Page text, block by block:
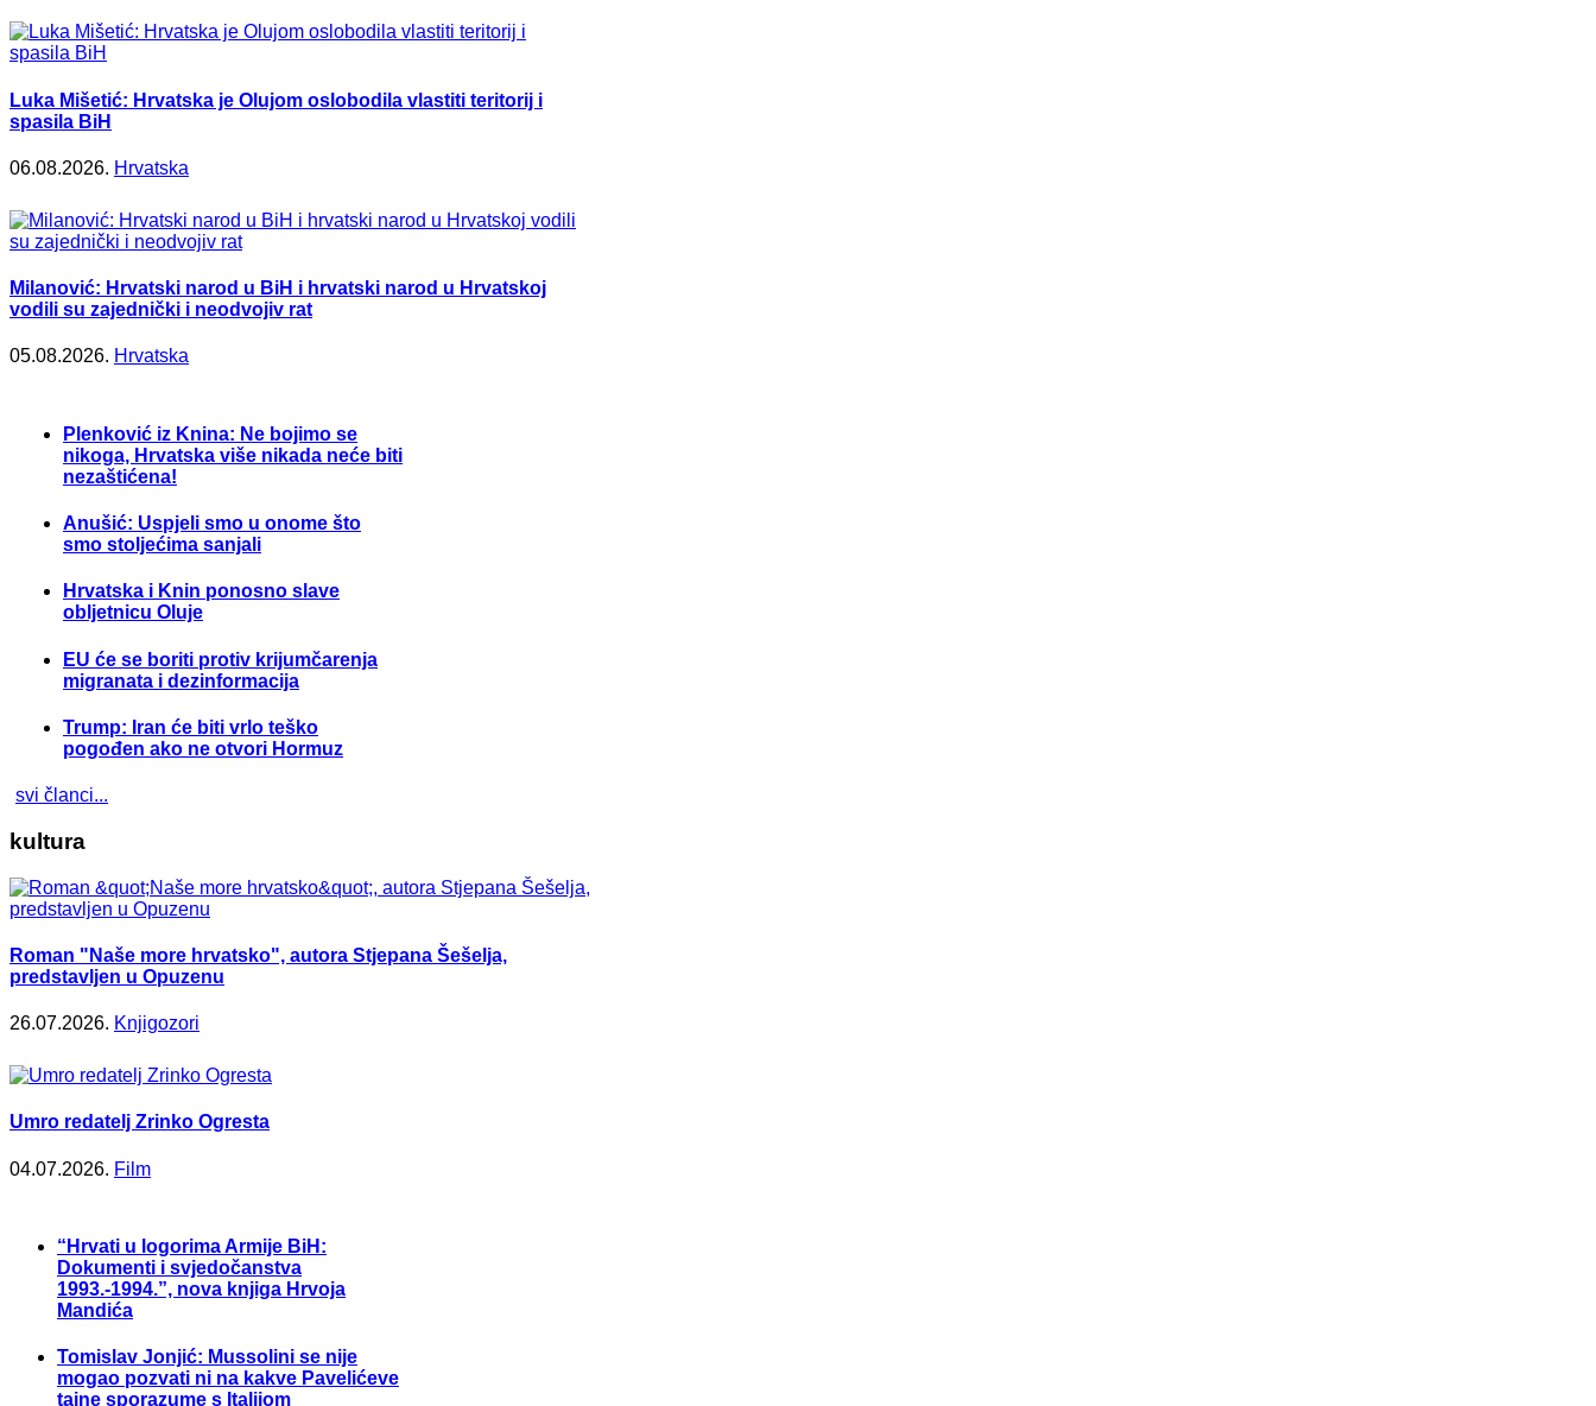
Luka Mišetić: Hrvatska je Olujom oslobodila vlastiti teritorij i
spasila BiH
06.08.2026. Hrvatska
Milanović: Hrvatski narod u BiH i hrvatski narod u Hrvatskoj
vodili su zajednički i neodvojiv rat
05.08.2026. Hrvatska
Plenković iz Knina: Ne bojimo se
nikoga, Hrvatska više nikada neće biti
nezaštićena!
Anušić: Uspjeli smo u onome što
smo stoljećima sanjali
Hrvatska i Knin ponosno slave
obljetnicu Oluje
EU će se boriti protiv krijumčarenja
migranata i dezinformacija
Trump: Iran će biti vrlo teško
pogođen ako ne otvori Hormuz
svi članci...
kultura
Roman "Naše more hrvatsko", autora Stjepana Šešelja,
predstavljen u Opuzenu
26.07.2026. Knjigozori
Umro redatelj Zrinko Ogresta
04.07.2026. Film
“Hrvati u logorima Armije BiH:
Dokumenti i svjedočanstva
1993.-1994.”, nova knjiga Hrvoja
Mandića
Tomislav Jonjić: Mussolini se nije
mogao pozvati ni na kakve Pavelićeve
tajne sporazume s Italijom